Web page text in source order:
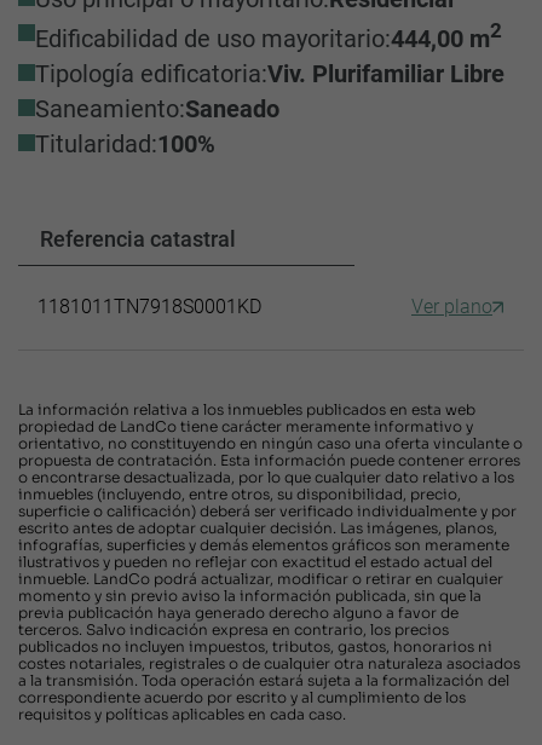
Edificabilidad de uso mayoritario:444,00 m2
Tipología edificatoria:Viv. Plurifamiliar Libre
Saneamiento:Saneado
Titularidad:100%
Referencia catastral
1181011TN7918S0001KD Ver plano
La información relativa a los inmuebles publicados en esta web
propiedad de LandCo tiene carácter meramente informativo y
orientativo, no constituyendo en ningún caso una oferta vinculante o
propuesta de contratación. Esta información puede contener errores
o encontrarse desactualizada, por lo que cualquier dato relativo a los
inmuebles (incluyendo, entre otros, su disponibilidad, precio,
superficie o calificación) deberá ser verificado individualmente y por
escrito antes de adoptar cualquier decisión. Las imágenes, planos,
infografías, superficies y demás elementos gráficos son meramente
ilustrativos y pueden no reflejar con exactitud el estado actual del
inmueble. LandCo podrá actualizar, modificar o retirar en cualquier
momento y sin previo aviso la información publicada, sin que la
previa publicación haya generado derecho alguno a favor de
terceros. Salvo indicación expresa en contrario, los precios
publicados no incluyen impuestos, tributos, gastos, honorarios ni
costes notariales, registrales o de cualquier otra naturaleza asociados
a la transmisión. Toda operación estará sujeta a la formalización del
correspondiente acuerdo por escrito y al cumplimiento de los
requisitos y políticas aplicables en cada caso.